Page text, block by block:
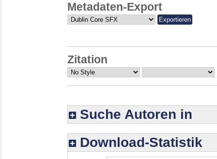
Metadaten-Export
Zitation
Suche Autoren in
Download-Statistik